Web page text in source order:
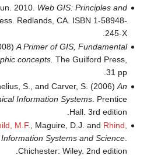
2010. Web GIS: Principles and
Redlands, CA. ISBN 1-58948-
245-X.
A Primer of GIS, Fundamental
concepts. The Guilford Press,
31 pp.
S., and Carver, S. (2006) An
Information Systems. Prentice
Hall. 3rd edition.
M.F. , Maguire, D.J. and Rhind,
Systems and Science.
Chichester: Wiley. 2nd edition.